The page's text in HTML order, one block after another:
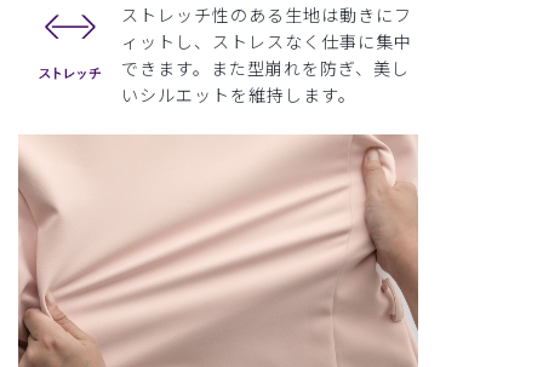
ストレッチ性のある生地は動きにフ
ィットし、ストレスなく仕事に集中
できます。また型崩れを防ぎ、美し
いシルエットを維持します。